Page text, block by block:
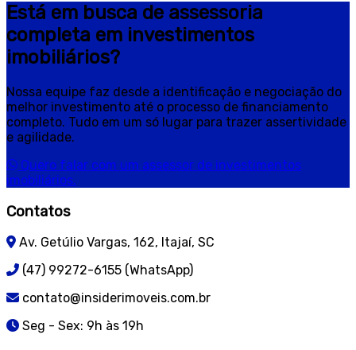
Está em busca de assessoria
completa em investimentos
imobiliários?
Nossa equipe faz desde a identificação e negociação do
melhor investimento até o processo de financiamento
completo. Tudo em um só lugar para trazer assertividade
e agilidade.
Quero falar com um assessor de investimentos
imobiliários.
Contatos
Av. Getúlio Vargas, 162, Itajaí, SC
(47) 99272-6155 (WhatsApp)
contato@insiderimoveis.com.br
Seg - Sex: 9h às 19h